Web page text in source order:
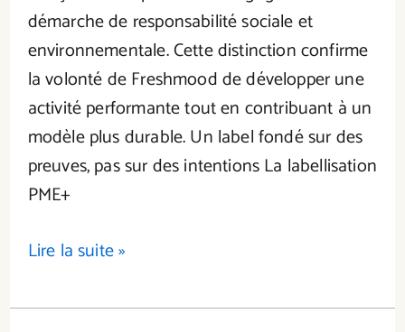
démarche de responsabilité sociale et
environnementale. Cette distinction confirme
la volonté de Freshmood de développer une
activité performante tout en contribuant à un
modèle plus durable. Un label fondé sur des
preuves, pas sur des intentions La labellisation
PME+
Lire la suite »